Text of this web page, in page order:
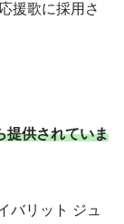
援歌に採用さ
提供されていま
バリット ジュ